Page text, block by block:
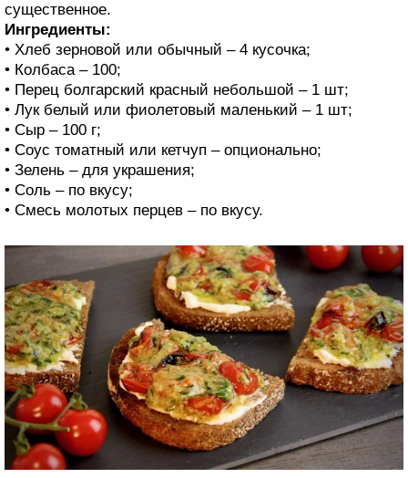
существенное.
Ингредиенты:
• Хлеб зерновой или обычный – 4 кусочка;
• Колбаса – 100;
• Перец болгарский красный небольшой – 1 шт;
• Лук белый или фиолетовый маленький – 1 шт;
• Сыр – 100 г;
• Соус томатный или кетчуп – опционально;
• Зелень – для украшения;
• Соль – по вкусу;
• Смесь молотых перцев – по вкусу.